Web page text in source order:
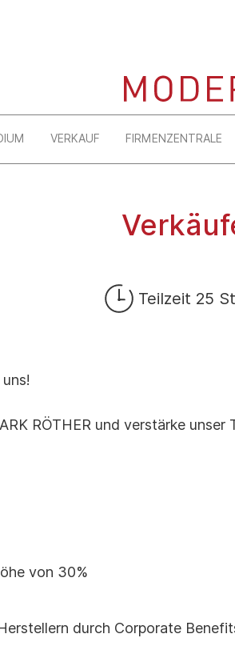
VERKAUF FIRMENZENTRALE
Teilzeit 25
RÖTHER und verstärke
von 30%
durch Corporate